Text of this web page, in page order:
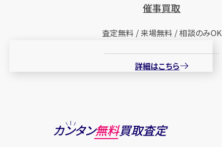
催事買取
査定無料 / 来場無料 / 相談のみOK
詳細はこちら
カンタン無料買取査定